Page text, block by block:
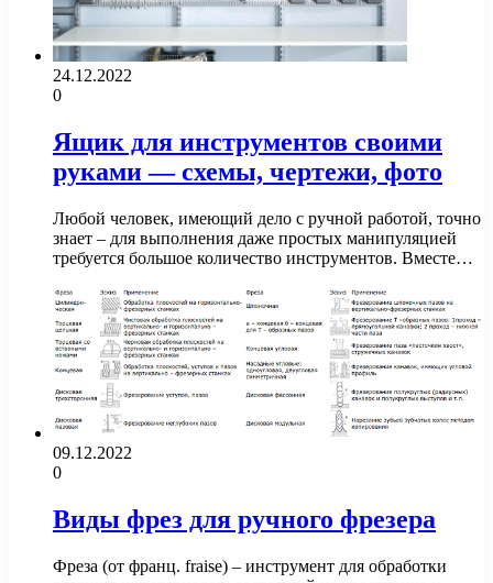
24.12.2022
0
Ящик для инструментов своими
руками — схемы, чертежи, фото
Любой человек, имеющий дело с ручной работой, точно
знает – для выполнения даже простых манипуляцией
требуется большое количество инструментов. Вместе…
09.12.2022
0
Виды фрез для ручного фрезера
Фреза (от франц. fraise) – инструмент для обработки